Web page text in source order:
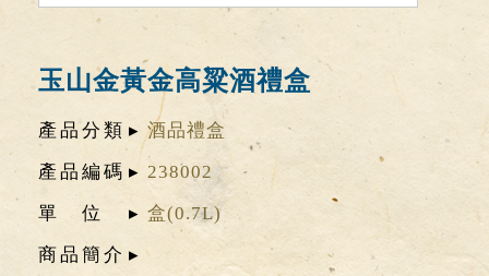
玉山金黃金高粱酒禮盒
產品分類
酒品禮盒
產品編碼
238002
單位
盒(0.7L)
商品簡介